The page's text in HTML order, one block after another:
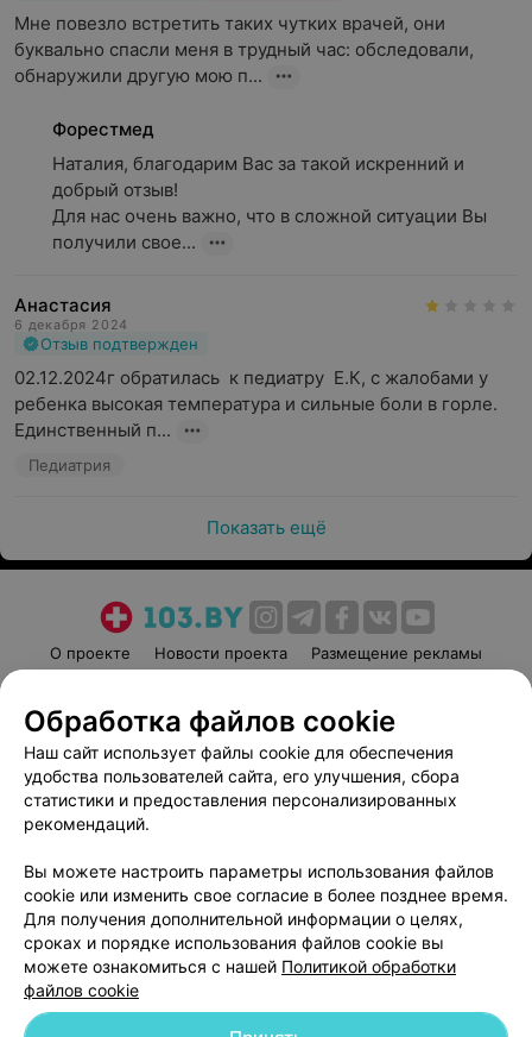
Мне повезло встретить таких чутких врачей, они
буквально спасли меня в трудный час: обследовали,
обнаружили другую мою п...
Форестмед
Наталия, благодарим Вас за такой искренний и
добрый отзыв!
Для нас очень важно, что в сложной ситуации Вы
получили свое...
Анастасия
6 декабря 2024
Отзыв подтвержден
02.12.2024г обратилась  к педиатру  Е.К, с жалобами у
ребенка высокая температура и сильные боли в горле.
Единственный п...
Педиатрия
Показать ещё
О проекте Новости проекта
Размещение рекламы
Пользовательское соглашение
Способы оплаты
Вакансии
Партнеры
Написать руководителю 103.by
Обработка персональных данных
Обработка файлов cookie
Наш сайт использует файлы cookie для обеспечения
удобства пользователей сайта, его улучшения, сбора
статистики и предоставления персонализированных
рекомендаций.
Вы можете настроить параметры использования файлов
cookie или изменить свое согласие в более позднее время.
Для получения дополнительной информации о целях,
сроках и порядке использования файлов cookie вы
можете ознакомиться с нашей Политикой обработки
файлов cookie